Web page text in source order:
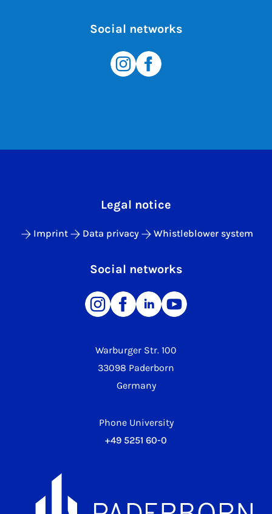
Social networks
Warburger Str. 100
33098 Paderborn
Germany
Phone University
+49 5251 60-0
Legal notice
Imprint Data privacy Whistleblower system
Social networks